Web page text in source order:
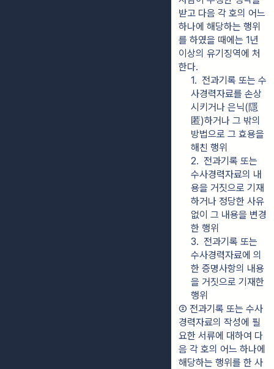
받고 다음 각 호의 어느
하나에 해당하는 행위
를 하였을 때에는 1년
이상의 유기징역에 처
한다.
1.  전과기록 또는 수
사경력자료를 손상
시키거나 은닉(隱
匿)하거나 그 밖의
방법으로 그 효용을
해친 행위
2.  전과기록 또는
수사경력자료의 내
용을 거짓으로 기재
하거나 정당한 사유
없이 그 내용을 변경
한 행위
3.  전과기록 또는
수사경력자료에 의
한 증명사항의 내용
을 거짓으로 기재한
행위
② 전과기록 또는 수사
경력자료의 작성에 필
요한 서류에 대하여 다
음 각 호의 어느 하나에
해당하는 행위를 한 사